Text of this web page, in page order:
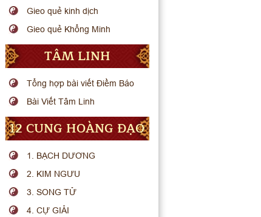
Gieo quẻ kinh dịch
Gieo quẻ Khổng Minh
TÂM LINH
Tổng hợp bài viết Điềm Báo
Bài Viết Tâm Linh
12 CUNG HOÀNG ĐẠO
1. BẠCH DƯƠNG
2. KIM NGƯU
3. SONG TỬ
4. CỰ GIẢI